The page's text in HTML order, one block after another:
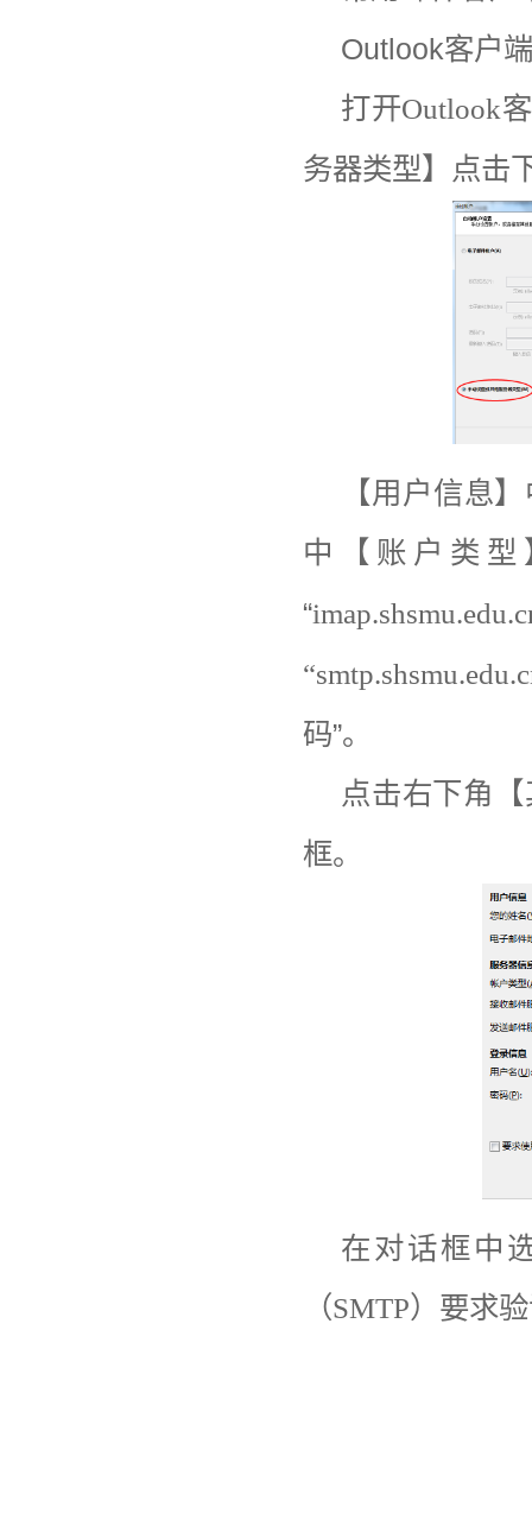
Outlook客户
打开Outlook
务器类型】点击
【用户信息
中【账户类型
“
码”。
点击右下角
框。
在对话框中
（SMTP）要求